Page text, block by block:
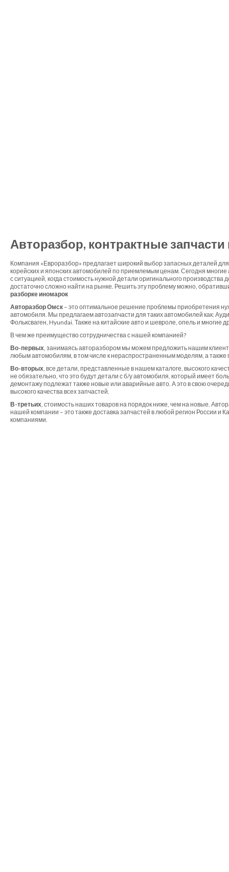
Авторазбор, контрактные
Компания «Евроразбор» предлагает широкий выбор запасных деталей
корейских и японских автомобилей по приемлемым ценам. Сегодня
с ситуацией, когда стоимость нужной детали оригинального производства
достаточно сложно найти на рынке. Решить эту проблему можно,
разборке иномарок
Авторазбор Омск – это оптимальное решение проблемы приобретения
автомобиля. Мы предлагаем автозапчасти для таких автомобилей как:
Фольксваген, Hyundai. Также на китайские авто и шевроле, опель и многие
В чем же преимущество сотрудничества с нашей компанией?
Во-первых, занимаясь авторазбором мы можем предложить нашим
любым автомобилям, в том числе к нераспространенным моделям, а также
Во-вторых, все детали, представленные в нашем каталоге, высокого
не обязательно, что это будут детали с б/у автомобиля, который имеет
демонтажу подлежат также новые или аварийные авто. А это в свою
высокого качества всех запчастей.
В-третьих, стоимость наших товаров на порядок ниже, чем на новые.
нашей компании – это также доставка запчастей в любой регион России и
компаниями.